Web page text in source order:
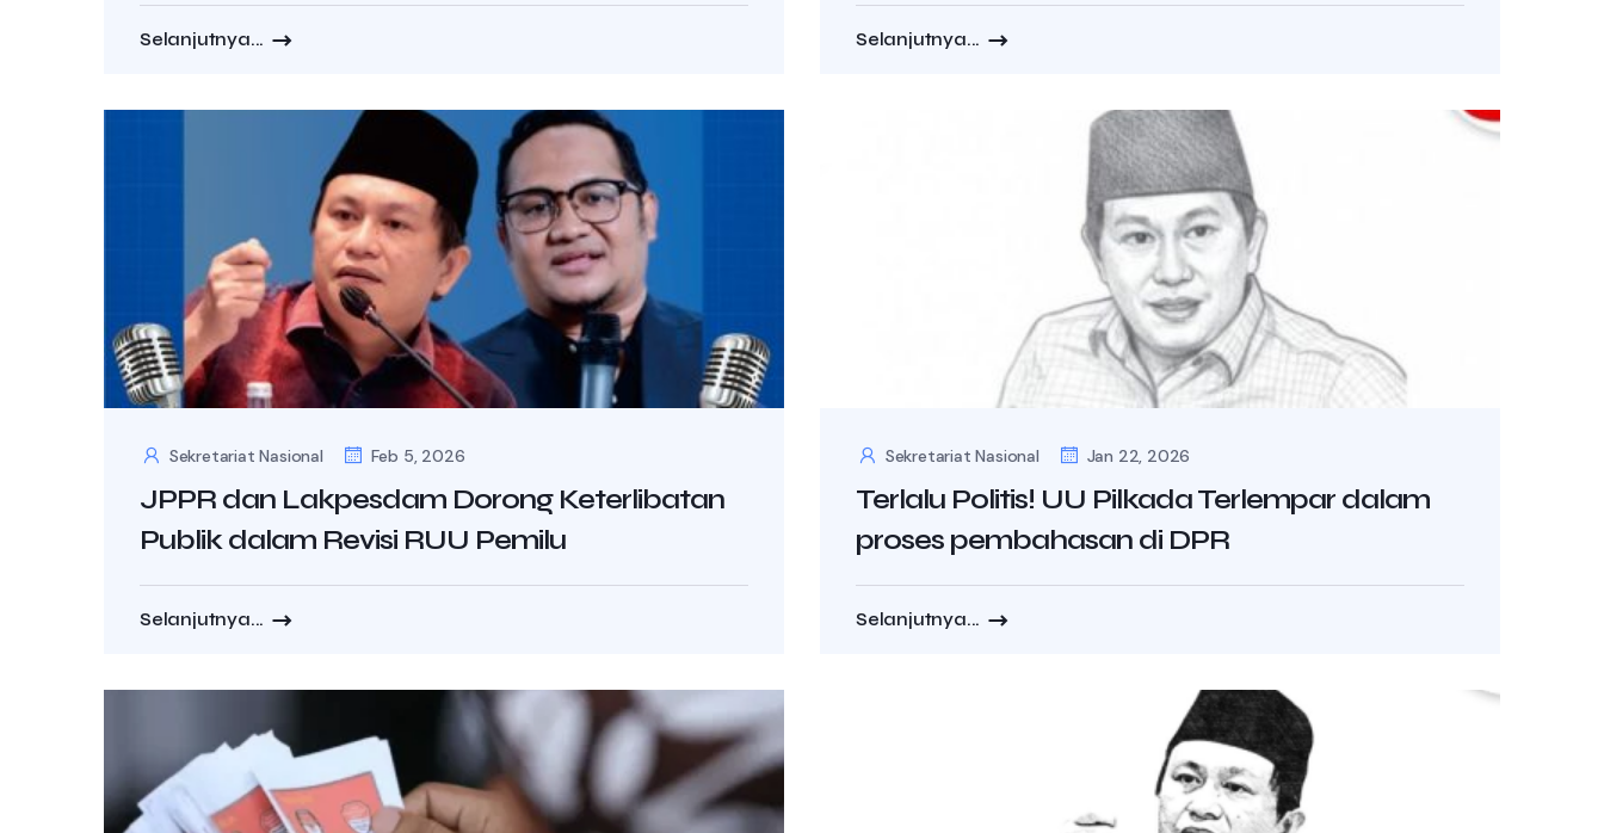
Selanjutnya... Selanjutnya...
Sekretariat Nasional Feb 5, 2026
JPPR dan Lakpesdam Dorong Keterlibatan
Publik dalam Revisi RUU Pemilu
Selanjutnya...
Sekretariat Nasional Jan 22, 2026
Terlalu Politis! UU Pilkada Terlempar dalam
proses pembahasan di DPR
Selanjutnya...